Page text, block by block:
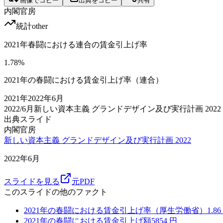
内閣官房
統計other
2021年春闘における連合の賃金引上げ率
1.78%
2021年の春闘における賃金引上げ率（連合）
2021年2022年6月
2022/6月 新しい資本主義 グランドデザイン及び実行計画 2022
出典スライド
内閣官房
新しい資本主義 グランドデザイン及び実行計画 2022
2022年6月
スライドを見る
元PDF
このスライドの他のファクト
2021年の春闘における賃金引上げ率（厚生労働省） 1.86
2021年の春闘における賃金引上げ額5854 円